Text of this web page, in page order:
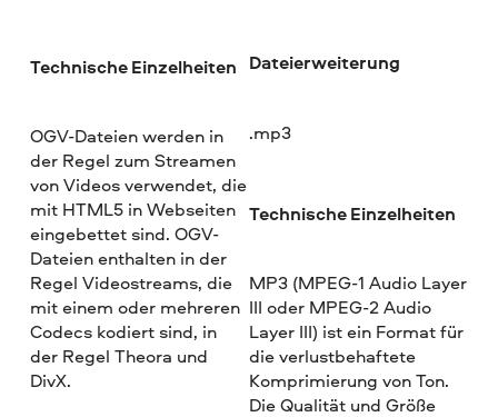
Technische Einzelheiten
OGV-Dateien werden in
der Regel zum Streamen
von Videos verwendet, die
mit HTML5 in Webseiten
eingebettet sind. OGV-
Dateien enthalten in der
Regel Videostreams, die
mit einem oder mehreren
Codecs kodiert sind, in
der Regel Theora und
DivX.
Dateierweiterung
.mp3
Technische Einzelheiten
MP3 (MPEG-1 Audio Layer
III oder MPEG-2 Audio
Layer III) ist ein Format für
die verlustbehaftete
Komprimierung von Ton.
Die Qualität und Größe